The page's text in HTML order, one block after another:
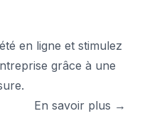
en ligne et stimulez
grâce à une
En savoir plus →